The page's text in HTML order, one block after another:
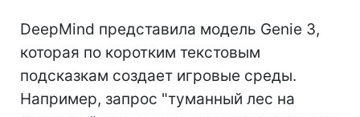
DeepMind представила модель Genie 3,
которая по коротким текстовым
подсказкам создает игровые среды.
Например, запрос "туманный лес на